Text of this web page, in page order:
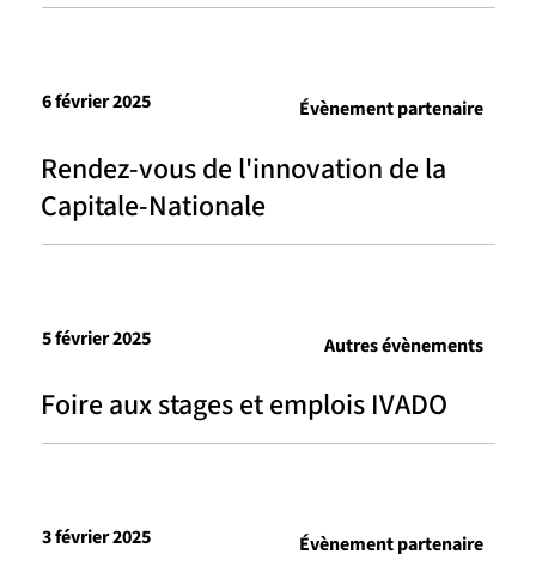
Rendez-vous de l'innovation de la
Capitale-Nationale
6 février 2025 Évènement partenaire
Foire aux stages et emplois IVADO
5 février 2025 Autres évènements
3 février 2025 Évènement partenaire